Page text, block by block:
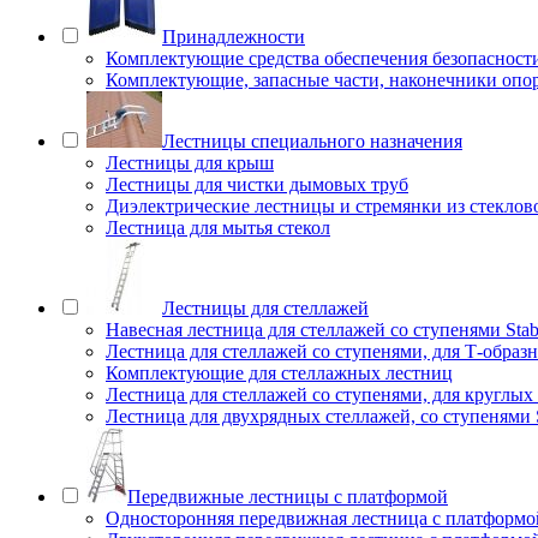
Принадлежности
Комплектующие средства обеспечения
Комплектующие, запасные части, наконечники
Лестницы специального назначения
Лестницы для крыш
Лестницы для чистки дымовых труб
Диэлектрические лестницы и стремянки из
Лестница для мытья стекол
Лестницы для стеллажей
Навесная лестница для стеллажей со ступенями
Лестница для стеллажей со ступенями, для Т-
Комплектующие для стеллажных лестниц
Лестница для стеллажей со ступенями, для
Лестница для двухрядных стеллажей, со ступенями
Передвижные лестницы с платформой
Односторонняя передвижная лестница с